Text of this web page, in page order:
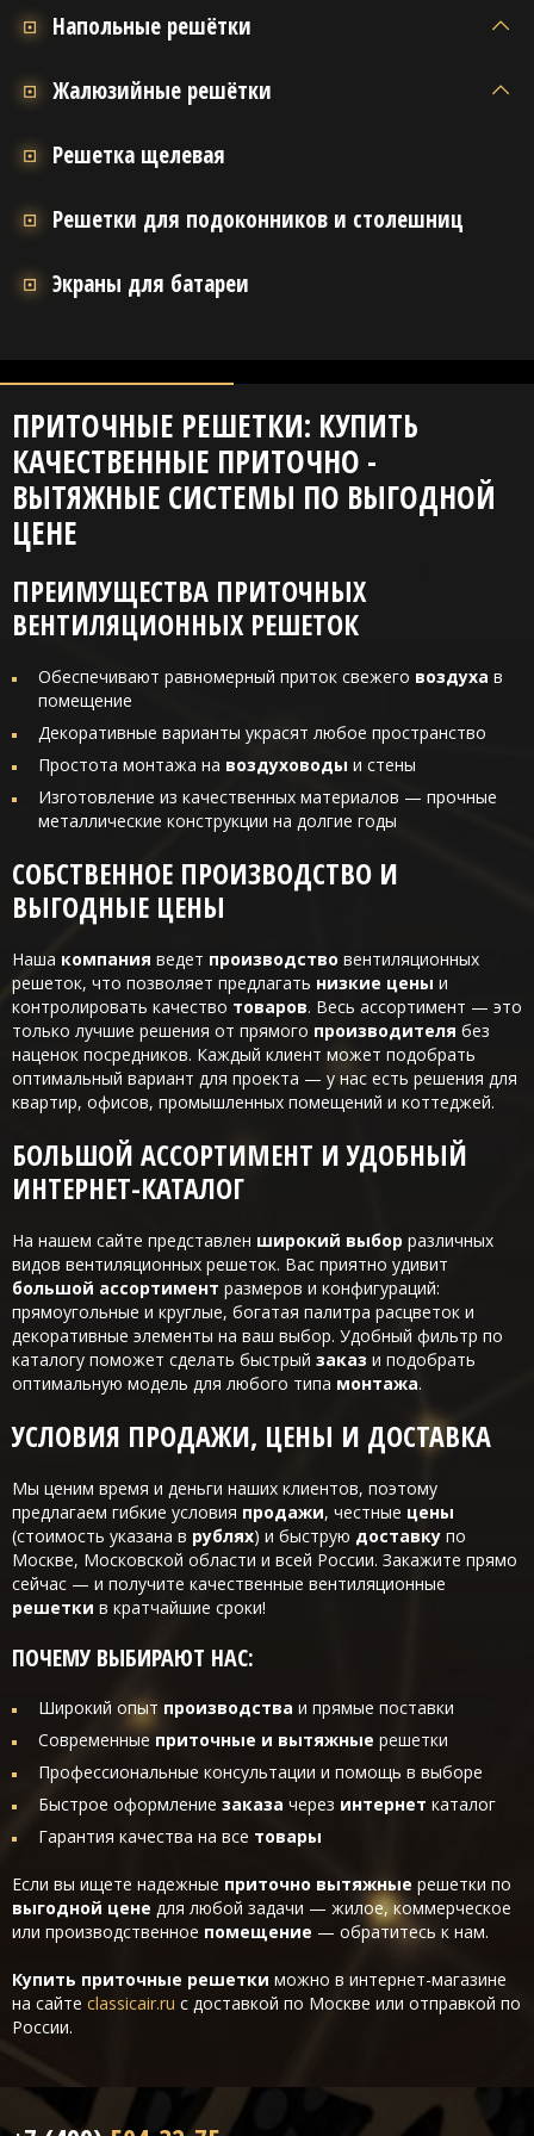
Напольные решётки
Жалюзийные решётки
Решетка щелевая
Решетки для подоконников и столешниц
Экраны для батареи
ПРИТОЧНЫЕ РЕШЕТКИ: КУПИТЬ
КАЧЕСТВЕННЫЕ ПРИТОЧНО -
ВЫТЯЖНЫЕ СИСТЕМЫ ПО ВЫГОДНОЙ
ЦЕНЕ
ПРЕИМУЩЕСТВА ПРИТОЧНЫХ
ВЕНТИЛЯЦИОННЫХ РЕШЕТОК
Обеспечивают равномерный приток свежего воздуха в
помещение
Декоративные варианты украсят любое пространство
Простота монтажа на воздуховоды и стены
Изготовление из качественных материалов — прочные
металлические конструкции на долгие годы
СОБСТВЕННОЕ ПРОИЗВОДСТВО И
ВЫГОДНЫЕ ЦЕНЫ
Наша компания ведет производство вентиляционных
решеток, что позволяет предлагать низкие цены и
контролировать качество товаров. Весь ассортимент — это
только лучшие решения от прямого производителя без
наценок посредников. Каждый клиент может подобрать
оптимальный вариант для проекта — у нас есть решения для
квартир, офисов, промышленных помещений и коттеджей.
БОЛЬШОЙ АССОРТИМЕНТ И УДОБНЫЙ
ИНТЕРНЕТ-КАТАЛОГ
На нашем сайте представлен широкий выбор различных
видов вентиляционных решеток. Вас приятно удивит
большой ассортимент размеров и конфигураций:
прямоугольные и круглые, богатая палитра расцветок и
декоративные элементы на ваш выбор. Удобный фильтр по
каталогу поможет сделать быстрый заказ и подобрать
оптимальную модель для любого типа монтажа.
УСЛОВИЯ ПРОДАЖИ, ЦЕНЫ И ДОСТАВКА
Мы ценим время и деньги наших клиентов, поэтому
предлагаем гибкие условия продажи, честные цены
(стоимость указана в рублях) и быструю доставку по
Москве, Московской области и всей России. Закажите прямо
сейчас — и получите качественные вентиляционные
решетки в кратчайшие сроки!
ПОЧЕМУ ВЫБИРАЮТ НАС:
Широкий опыт производства и прямые поставки
Современные приточные и вытяжные решетки
Профессиональные консультации и помощь в выборе
Быстрое оформление заказа через интернет каталог
Гарантия качества на все товары
Если вы ищете надежные приточно вытяжные решетки по
выгодной цене для любой задачи — жилое, коммерческое
или производственное помещение — обратитесь к нам.
Купить приточные решетки можно в интернет-магазине
на сайте classicair.ru с доставкой по Москве или отправкой по
России.